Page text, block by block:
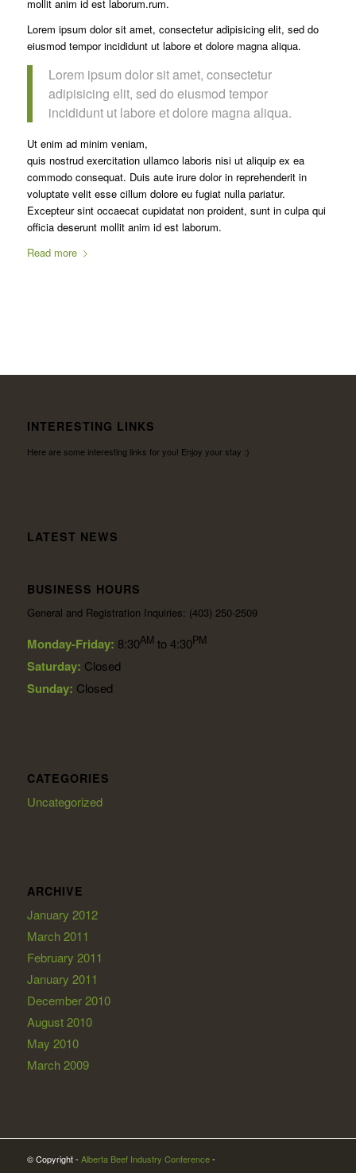
mollit anim id est laborum.rum.
Lorem ipsum dolor sit amet, consectetur adipisicing elit, sed do
eiusmod tempor incididunt ut labore et dolore magna aliqua.
Lorem ipsum dolor sit amet, consectetur
adipisicing elit, sed do eiusmod tempor
incididunt ut labore et dolore magna aliqua.
Ut enim ad minim veniam,
quis nostrud exercitation ullamco laboris nisi ut aliquip ex ea
commodo consequat. Duis aute irure dolor in reprehenderit in
voluptate velit esse cillum dolore eu fugiat nulla pariatur.
Excepteur sint occaecat cupidatat non proident, sunt in culpa qui
officia deserunt mollit anim id est laborum.
Read more
INTERESTING LINKS
Here are some interesting links for you! Enjoy your stay :)
LATEST NEWS
BUSINESS HOURS
General and Registration Inquiries: (403) 250-2509
Monday-Friday: 8:30AMto 4:30PM
Saturday: Closed
Sunday: Closed
CATEGORIES
Uncategorized
ARCHIVE
January 2012
March 2011
February 2011
January 2011
December 2010
August 2010
May 2010
March 2009
© Copyright - Alberta Beef Industry Conference-